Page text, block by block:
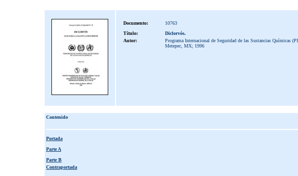
Documento:
10763
Título:
Diclorvós.
Autor:
Programa Internacional de Seguridad de las Sustancias Químicas
Metepec, MX; 1996
Contenido
Portada
Parte A
Parte B
Contraportada